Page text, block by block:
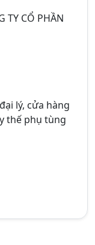
TY CỔ PHẦN
lý, cửa hàng
thế phụ tùng